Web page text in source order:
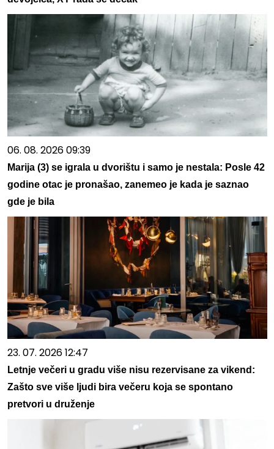
06. 08. 2026 09:39
Marija (3) se igrala u dvorištu i samo je nestala: Posle 42
godine otac je pronašao, zanemeo je kada je saznao
gde je bila
23. 07. 2026 12:47
Letnje večeri u gradu više nisu rezervisane za vikend:
Zašto sve više ljudi bira večeru koja se spontano
pretvori u druženje